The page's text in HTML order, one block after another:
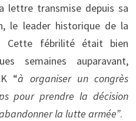
lettre transmise depuis sa
le leader historique de la
Cette fébrilité était bien
semaines auparavant,
“à organiser un congrès
pour prendre la décision
la lutte armée”.